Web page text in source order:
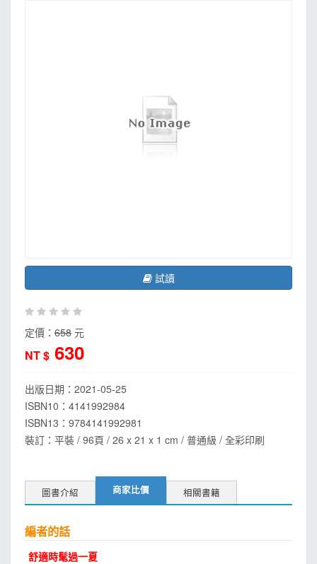
試讀
定價： 658 元
NT $ 630
出版日期： 2021-05-25
ISBN10：4141992984
ISBN13： 9784141992981
裝訂：平裝 / 96頁 / 26 x 21 x 1 cm / 普通級 / 全彩印刷
圖書介紹 商家比價 相關書籍
編者的話
舒適時髦過一夏